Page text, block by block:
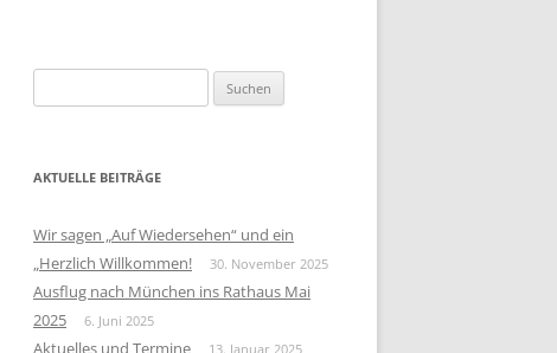
u
h
n
n
a
c
h
AKTUELLE BEITRÄGE
Wir sagen „Auf Wiedersehen“ und ein
„Herzlich Willkommen!
30. November 2025
Ausflug nach München ins Rathaus Mai
2025
6. Juni 2025
Aktuelles und Termine 13. Januar 2025